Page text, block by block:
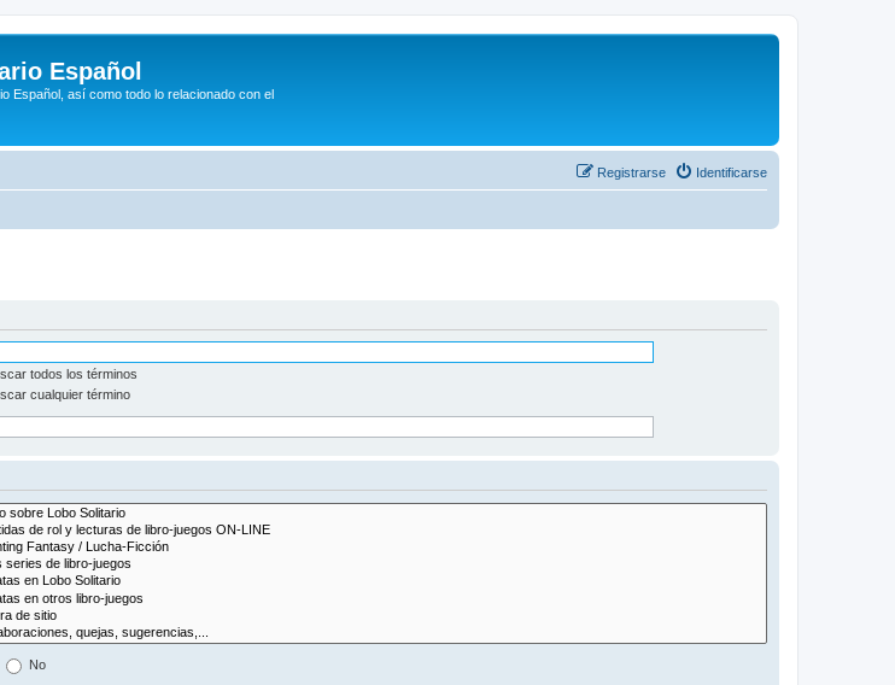
Español
Español, así como todo lo relacionado con el
Identificarse
Registrarse
todos los términos
cualquier término
No